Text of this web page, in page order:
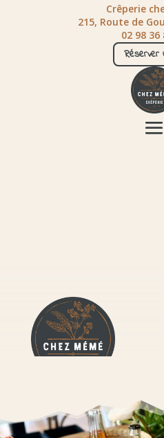
Crêperie
215, Route de
02 98 36
Réserver
La Boutik